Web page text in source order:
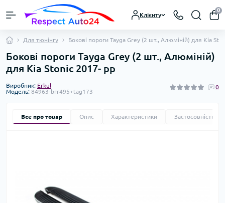
Клієнту
0
Для тюнінгу Бокові пороги Tayga Grey (2 шт., Алюміній) для Kia
Бокові пороги Tayga Grey (2 шт., Алюміній)
для Kia Stonic 2017- рр
Виробник: Erkul
Модель: 84963-brr495+tag173
0
Все про товар Опис Характеристики Застосовність